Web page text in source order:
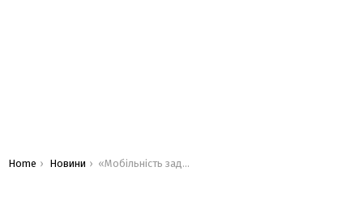
You are here:
Home Новини «Мобільність задля зближення людей»: група Renault сформулювала свою головну мету